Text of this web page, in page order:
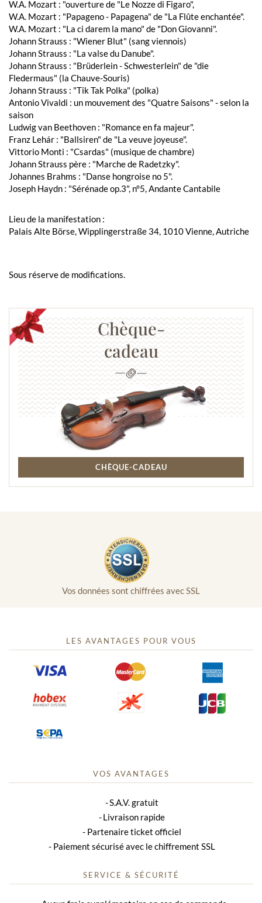
W.A. Mozart : "ouverture de "Le Nozze di Figaro",
W.A. Mozart : "Papageno - Papagena" de "La Flûte enchantée".
W.A. Mozart : "La ci darem la mano" de "Don Giovanni".
Johann Strauss : "Wiener Blut" (sang viennois)
Johann Strauss : "La valse du Danube".
Johann Strauss : "Brüderlein - Schwesterlein" de "die
Fledermaus" (la Chauve-Souris)
Johann Strauss : "Tik Tak Polka" (polka)
Antonio Vivaldi : un mouvement des "Quatre Saisons" - selon la
saison
Ludwig van Beethoven : "Romance en fa majeur".
Franz Lehár : "Ballsiren" de "La veuve joyeuse".
Vittorio Monti : "Csardas" (musique de chambre)
Johann Strauss père : "Marche de Radetzky".
Johannes Brahms : "Danse hongroise no 5".
Joseph Haydn : "Sérénade op.3", n°5, Andante Cantabile
Lieu de la manifestation :
Palais Alte Börse, Wipplingerstraße 34, 1010 Vienne, Autriche
Sous réserve de modifications.
Chèque-
cadeau
CHÈQUE-CADEAU
Vos données sont chiffrées avec SSL
LES AVANTAGES POUR VOUS
VOS AVANTAGES
S.A.V. gratuit
Livraison rapide
Partenaire ticket officiel
Paiement sécurisé avec le chiffrement SSL
SERVICE & SÉCURITÉ